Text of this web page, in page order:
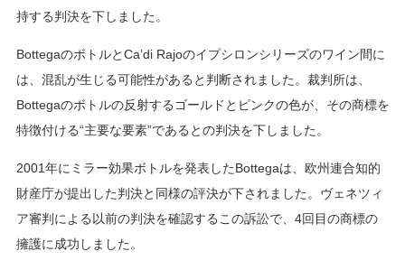
持する判決を下しました。
BottegaのボトルとCa’di Rajoのイプシロンシリーズのワイン間に
は、混乱が生じる可能性があると判断されました。裁判所は、
Bottegaのボトルの反射するゴールドとピンクの色が、その商標を
特徴付ける“主要な要素”であるとの判決を下しました。
2001年にミラー効果ボトルを発表したBottegaは、欧州連合知的
財産庁が提出した判決と同様の評決が下されました。ヴェネツィ
ア審判による以前の判決を確認するこの訴訟で、4回目の商標の
擁護に成功しました。